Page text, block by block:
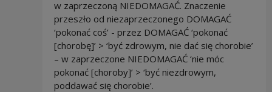
w zaprzeczoną NIEDOMAGAĆ. Znaczenie
przeszło od niezaprzeczonego DOMAGAĆ
‘pokonać coś’ - przez DOMAGAĆ ‘pokonać
[chorobę]’ > ‘być zdrowym, nie dać się chorobie’
– w zaprzeczone NIEDOMAGAĆ ‘nie móc
pokonać [choroby]’ > ‘być niezdrowym,
poddawać się chorobie’.